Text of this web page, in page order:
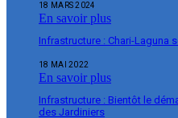
18 MARS 2024
En savoir plus
Infrastructure : Chari-Laguna
18 MAI 2022
En savoir plus
Infrastructure : Bientôt le
des Jardiniers